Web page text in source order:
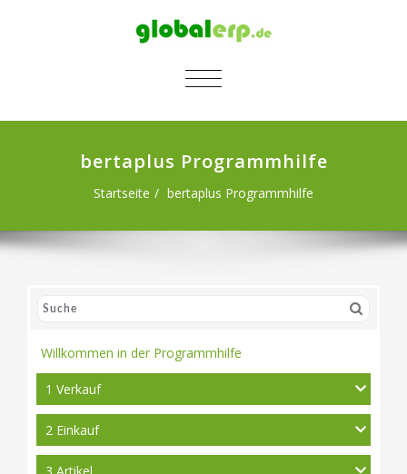
SCHALTE NAVIGATION
bertaplus Programmhilfe
Startseite bertaplus Programmhilfe
Willkommen in der Programmhilfe
1 Verkauf
2 Einkauf